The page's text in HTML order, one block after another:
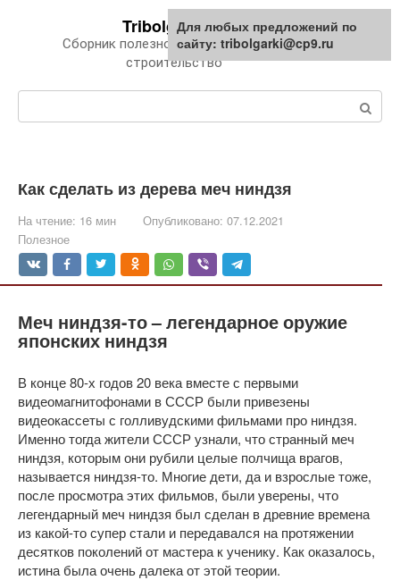
Tribolgarki.ru
Сборник полезной информации про
строительство
Как сделать из дерева меч ниндзя
На чтение: 16 мин Опубликовано: 07.12.2021
Полезное
Меч ниндзя-то – легендарное оружие
японских ниндзя
В конце 80-х годов 20 века вместе с первыми
видеомагнитофонами в СССР были привезены
видеокассеты с голливудскими фильмами про ниндзя.
Именно тогда жители СССР узнали, что странный меч
ниндзя, которым они рубили целые полчища врагов,
называется ниндзя-то. Многие дети, да и взрослые тоже,
после просмотра этих фильмов, были уверены, что
легендарный меч ниндзя был сделан в древние времена
из какой-то супер стали и передавался на протяжении
десятков поколений от мастера к ученику. Как оказалось,
истина была очень далека от этой теории.
Для любых предложений по
сайту: tribolgarki@cp9.ru